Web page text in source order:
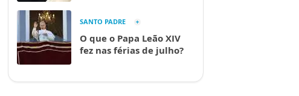
SANTO PADRE
O que o Papa Leão XIV
fez nas férias de julho?